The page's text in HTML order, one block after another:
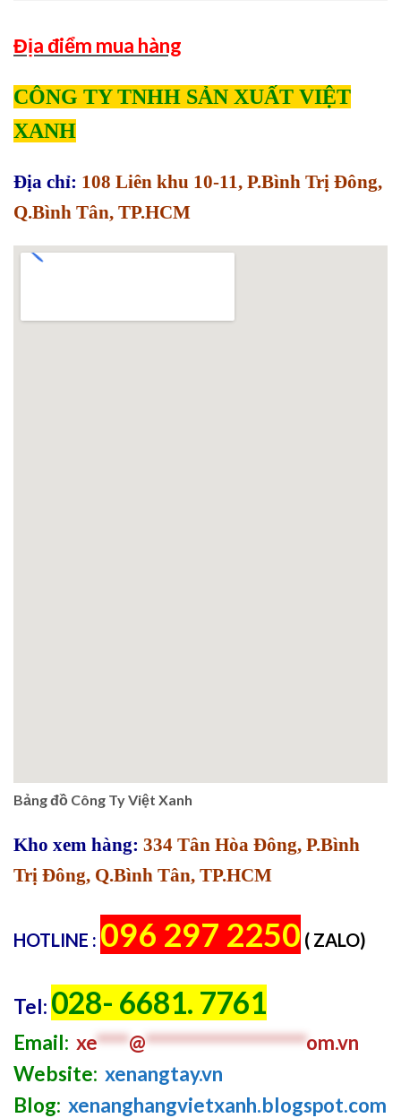
Địa điểm mua hàng
CÔNG TY TNHH SẢN XUẤT VIỆT
XANH
Địa chỉ: 108 Liên khu 10-11, P.Bình Trị Đông,
Q.Bình Tân, TP.HCM
Bảng đồ Công Ty Việt Xanh
Kho xem hàng: 334 Tân Hòa Đông, P.Bình
Trị Đông, Q.Bình Tân, TP.HCM
HOTLINE : 096 297 2250 ( ZALO)
Tel: 028- 6681. 7761
Email: xe****@********************om.vn
Website: xenangtay.vn
Blog: xenanghangvietxanh.blogspot.com